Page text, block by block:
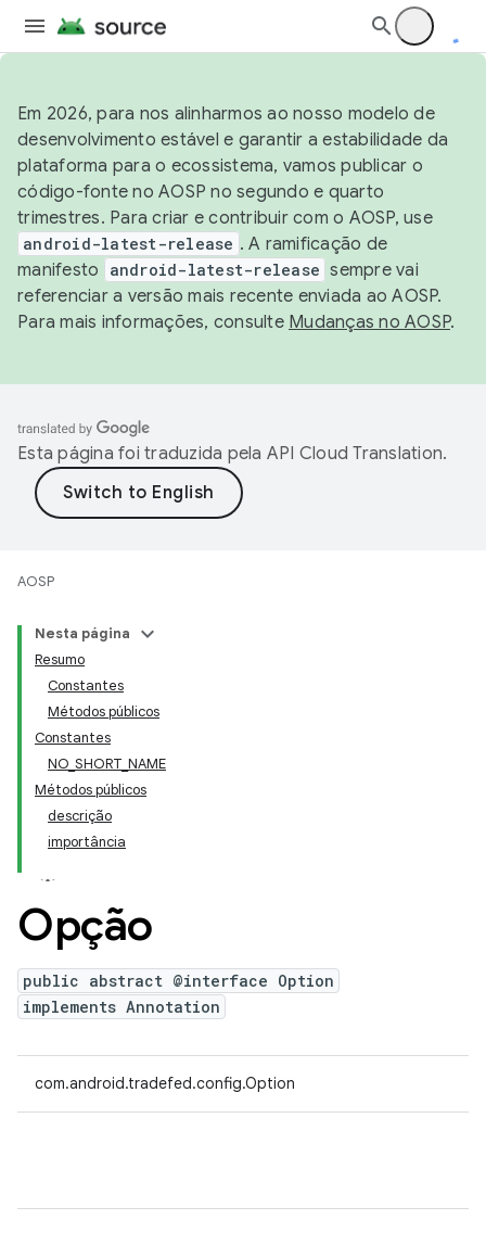
Em 2026, para nos alinharmos ao nosso modelo de
desenvolvimento estável e garantir a estabilidade da
plataforma para o ecossistema, vamos publicar o
código-fonte no AOSP no segundo e quarto
trimestres. Para criar e contribuir com o AOSP, use
android-latest-release . A ramificação de
manifesto
android-latest-release sempre vai
referenciar a versão mais recente enviada ao AOSP.
Para mais informações, consulte Mudanças no AOSP.
Esta página foi traduzida pela API Cloud Translation.
AOSP
Nesta página
Resumo
Constantes
Métodos públicos
Constantes
NO_SHORT_NAME
Métodos públicos
descrição
importância
Opção
public abstract @interface Option
implements Annotation
com.android.tradefed.config.Option